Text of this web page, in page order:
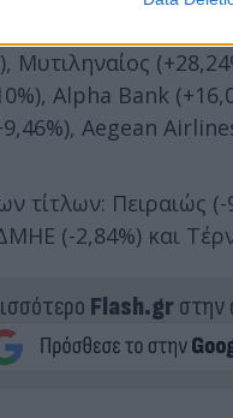
2021, κέρδη
Μυτιληναίος
Alpha Bank
Aegean
τίτλων: Πειραιώς
(-2,84%) και
Flash.grστην